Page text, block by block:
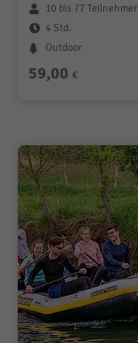
10 bis 77 Teilnehmer
4 Std.
Outdoor
59,00 €